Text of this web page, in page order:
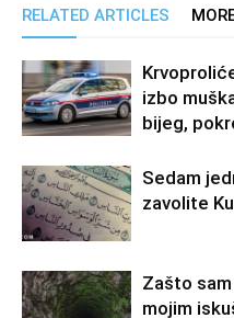
RELATED ARTICLES
izbo
bijeg,
Sedam
zavolite
Zašto
mojim